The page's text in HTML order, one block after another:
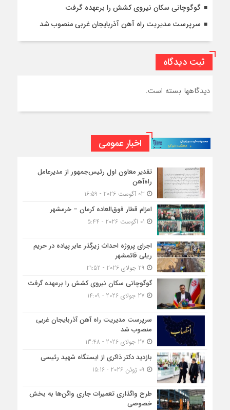
گوگوچانی سکان نیروی کشش را برعهده گرفت
سرپرست مدیریت راه آهن آذربایجان غربی منصوب شد
ثبت دیدگاه
دیدگاهها بسته است.
اخبار عمومی
تقدیر معاون اول رئیس‌جمهور از مدیرعامل
راه‌آهن
اعزام قطار فوق‌العاده کرمان – خرمشهر
اجرای پروژه احداث زیرگذر عابر پیاده در حریم
ریلی قائمشهر
گوگوچانی سکان نیروی کشش را برعهده گرفت
سرپرست مدیریت راه آهن آذربایجان غربی
منصوب شد
بازدید دکتر ذاکری از ایستگاه شهید رئیسی
طرح واگذاری تعمیرات جاری واگن‌ها به بخش
خصوصی